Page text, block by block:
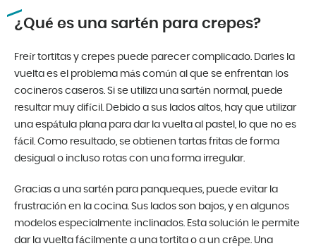
¿Qué es una sartén para crepes?
Freír tortitas y crepes puede parecer complicado. Darles la
vuelta es el problema más común al que se enfrentan los
cocineros caseros. Si se utiliza una sartén normal, puede
resultar muy difícil. Debido a sus lados altos, hay que utilizar
una espátula plana para dar la vuelta al pastel, lo que no es
fácil. Como resultado, se obtienen tartas fritas de forma
desigual o incluso rotas con una forma irregular.
Gracias a una sartén para panqueques, puede evitar la
frustración en la cocina. Sus lados son bajos, y en algunos
modelos especialmente inclinados. Esta solución le permite
dar la vuelta fácilmente a una tortita o a un crêpe. Una